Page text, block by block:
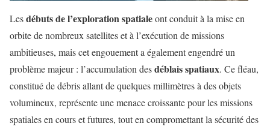
Lesdébuts de l’exploration spatialeont conduit à la mise en
orbite de nombreux satellites et à l’exécution de missions
ambitieuses, mais cet engouement a également engendré un
problème majeur : l’accumulation desdéblais spatiaux. Ce fléau,
constitué de débris allant de quelques millimètres à des objets
volumineux, représente une menace croissante pour les missions
spatiales en cours et futures, tout en compromettant la sécurité des